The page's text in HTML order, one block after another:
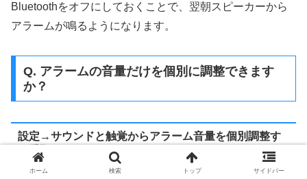
Bluetoothをオフにしておくことで、翌朝スピーカーから
アラームが鳴るようになります。
Q. アラームの音量だけを個別に調整できます
か？
設定→サウンドと触覚からアラーム音量を個別調整す
る手順
ホーム 検索 トップ サイドバー